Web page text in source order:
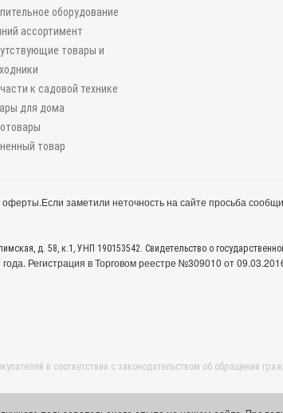
оборудование
ассортимент
товары и
к садовой технике
для дома
товар
оферты.Если заметили неточность на сайте просьба
д. 58, к.1, УНП 190153542. Свидетельство о
Регистрация в Торговом реестре №309010 от
в соответствии с законодательством об обращении